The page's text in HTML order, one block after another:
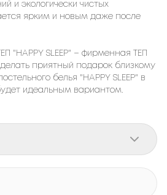
и экологически чистых
ярким и новым даже после
"HAPPY SLEEP" – фирменная ТЕП
приятный подарок близкому
белья "HAPPY SLEEP" в
идеальным вариантом.